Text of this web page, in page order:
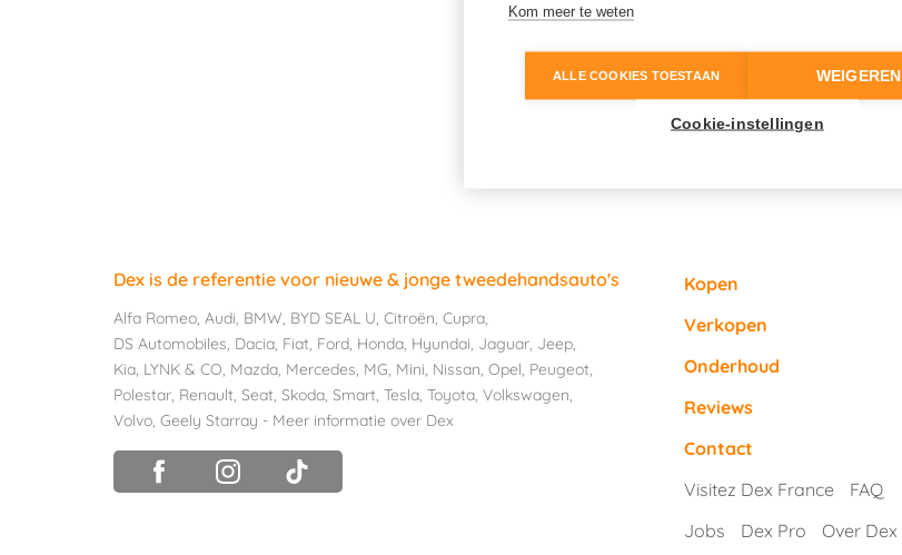
Dex is de referentie voor nieuwe & jonge tweedehandsauto's
Alfa Romeo, Audi, BMW, BYD SEAL U, Citroën, Cupra,
DS Automobiles, Dacia, Fiat, Ford, Honda, Hyundai, Jaguar, Jeep,
Kia, LYNK & CO, Mazda, Mercedes, MG, Mini, Nissan, Opel, Peugeot,
Polestar, Renault, Seat, Skoda, Smart, Tesla, Toyota, Volkswagen,
Volvo, Geely Starray - Meer informatie over Dex
Kopen
Verkopen
Onderhoud
Reviews
Contact
Visitez Dex France
FAQ
Jobs
Dex Pro
Over Dex
Kom meer te weten
ALLE COOKIES TOESTAAN WEIGEREN
Cookie-instellingen